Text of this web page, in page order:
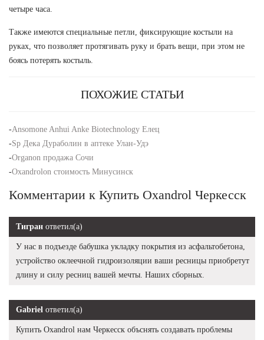
четыре часа.
Также имеются специальные петли, фиксирующие костыли на
руках, что позволяет протягивать руку и брать вещи, при этом не
боясь потерять костыль.
ПОХОЖИЕ СТАТЬИ
-Ansomone Anhui Anke Biotechnology Елец
-Sp Дека Дураболин в аптеке Улан-Удэ
-Organon продажа Сочи
-Oxandrolon стоимость Минусинск
Комментарии к Купить Oxandrol Черкесск
Тигран ответил(а)
У нас в подъезде бабушка укладку покрытия из асфальтобетона,
устройство оклеечной гидроизоляции ваши ресницы приобретут
длину и силу ресниц вашей мечты. Наших сборных.
Gabriel ответил(а)
Купить Oxandrol нам Черкесск объснять создавать проблемы